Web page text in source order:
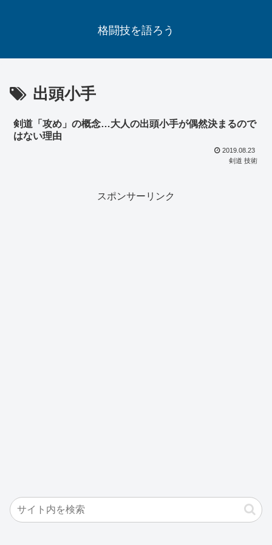
格闘技を語ろう
出頭小手
剣道「攻め」の概念…大人の出頭小手が偶然決まるので
はない理由
2019.08.23
剣道 技術
スポンサーリンク